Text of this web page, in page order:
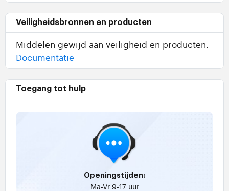
Veiligheidsbronnen en producten
Middelen gewijd aan veiligheid en producten.
Documentatie
Toegang tot hulp
Openingstijden:
Ma-Vr 9-17 uur